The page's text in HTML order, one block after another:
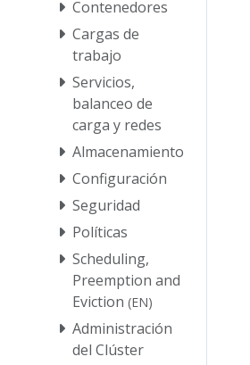
Contenedores
Cargas de
trabajo
Servicios,
balanceo de
carga y redes
Almacenamiento
Configuración
Seguridad
Políticas
Scheduling,
Preemption and
Eviction (EN)
Administración
del Clúster